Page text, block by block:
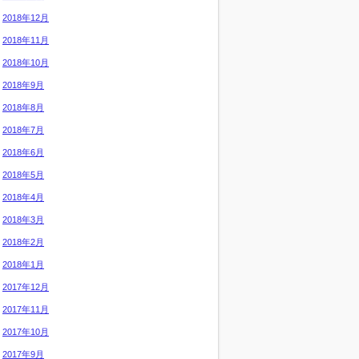
2018年12月
2018年11月
2018年10月
2018年9月
2018年8月
2018年7月
2018年6月
2018年5月
2018年4月
2018年3月
2018年2月
2018年1月
2017年12月
2017年11月
2017年10月
2017年9月